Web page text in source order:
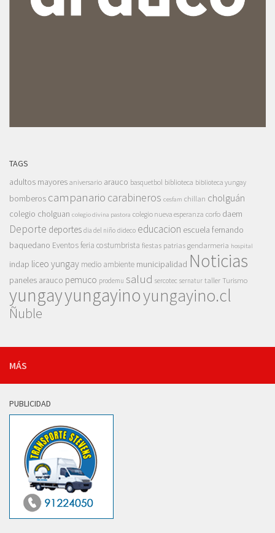
TAGS
adultos mayores aniversario arauco basquetbol biblioteca biblioteca yungay
bomberos campanario carabineros cesfam chillan cholguán
colegio cholguan colegio divina pastora colegio nueva esperanza corfo daem
Deporte deportes dia del niño dideco educacion escuela fernando
baquedano Eventosferia costumbrista fiestas patrias gendarmeria hospital
indap liceo yungay medio ambiente municipalidad Noticias
paneles arauco pemuco prodemu salud sercotec sernatur taller Turismo
yungayyungayinoyungayino.cl
Ñuble
MÁS
PUBLICIDAD